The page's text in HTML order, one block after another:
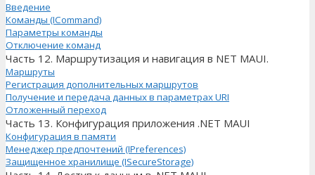
Введение
Команды (ICommand)
Параметры команды
Отключение команд
Часть 12. Маршрутизация и навигация в NET MAUI.
Маршруты
Регистрация дополнительных маршрутов
Получение и передача данных в параметрах URI
Отложенный переход
Часть 13. Конфигурация приложения .NET MAUI
Конфигурация в памяти
Менеджер предпочтений (IPreferences)
Защищенное хранилище (ISecureStorage)